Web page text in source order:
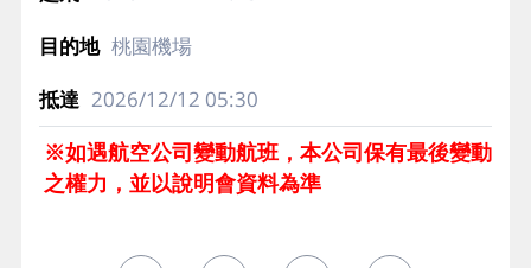
桃園機場
2026/12/12 05:30
※如遇航空公司變動航班，本公司保有最後變動
之權力，並以說明會資料為準